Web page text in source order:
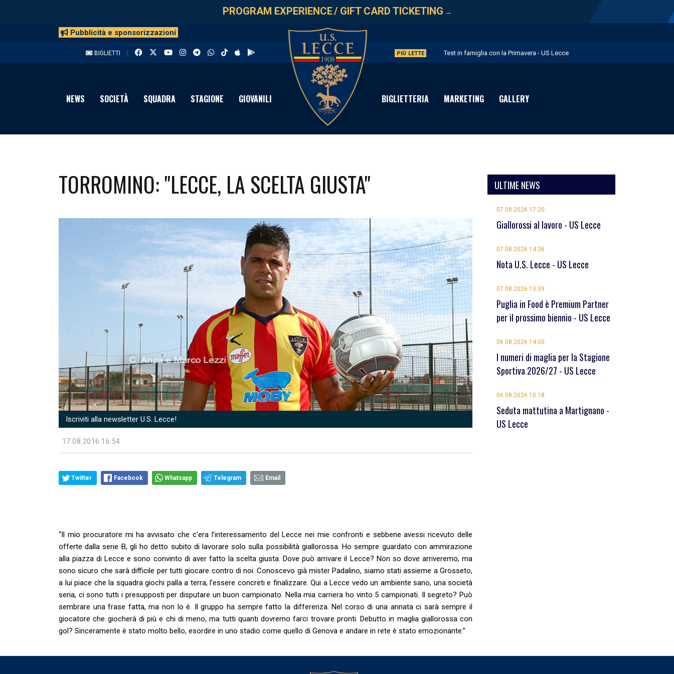
PROGRAM EXPERIENCE/ GIFT CARD TICKETING →
Pubblicità e sponsorizzazioni
BIGLIETTI PIÙ LETTE Test in famiglia con la Primavera - US Lecce
Geubbels in giallorosso - US Lecce
Aratravel è Premium Partner per la stagione 2026/27 - US Lecce
NEWS SOCIETÀ SQUADRA STAGIONE GIOVANILI BIGLIETTERIA MARKETING GALLERY
TORROMINO: "LECCE, LA SCELTA GIUSTA"
Iscriviti alla newsletter U.S. Lecce!
17.08.2016 16:54
Twitter Facebook Whatsapp Telegram Email
“Il mio procuratore mi ha avvisato che c’era l’interessamento del Lecce nei mie confronti e sebbene avessi ricevuto delle
offerte dalla serie B, gli ho detto subito di lavorare solo sulla possibilità giallorossa. Ho sempre guardato con ammirazione
alla piazza di Lecce e sono convinto di aver fatto la scelta giusta. Dove può arrivare il Lecce? Non so dove arriveremo, ma
sono sicuro che sarà difficile per tutti giocare contro di noi. Conoscevo già mister Padalino, siamo stati assieme a Grosseto,
a lui piace che la squadra giochi palla a terra, l’essere concreti e finalizzare. Qui a Lecce vedo un ambiente sano, una società
seria, ci sono tutti i presupposti per disputare un buon campionato. Nella mia carriera ho vinto 5 campionati. Il segreto? Può
sembrare una frase fatta, ma non lo è. Il gruppo ha sempre fatto la differenza. Nel corso di una annata ci sarà sempre il
giocatore che giocherà di più e chi di meno, ma tutti quanti dovremo farci trovare pronti. Debutto in maglia giallorossa con
gol? Sinceramente è stato molto bello, esordire in uno stadio come quello di Genova e andare in rete è stato emozionante.”
ULTIME NEWS
07.08.2026 17:20
Giallorossi al lavoro - US Lecce
07.08.2026 14:36
Nota U.S. Lecce - US Lecce
07.08.2026 13:39
Puglia in Food è Premium Partner
per il prossimo biennio - US Lecce
06.08.2026 14:00
I numeri di maglia per la Stagione
Sportiva 2026/27 - US Lecce
06.08.2026 10:18
Seduta mattutina a Martignano -
US Lecce